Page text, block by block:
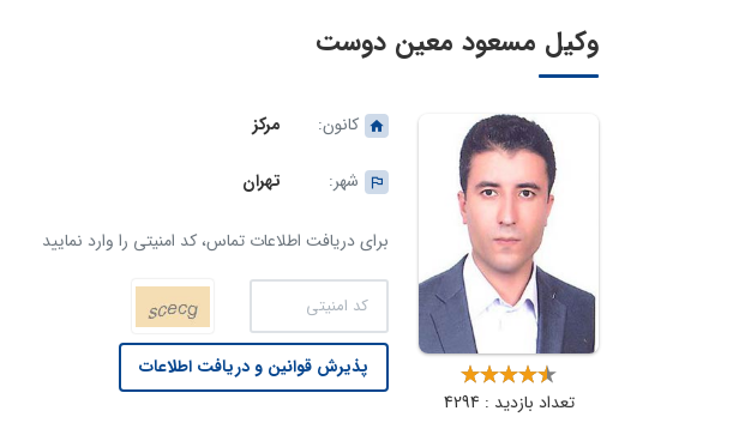
وکیل مسعود معین دوست
تعداد بازدید : 4294
کانون: مرکز
شهر: تهران
برای دریافت اطلاعات تماس، کد امنیتی را وارد نمایید
پذیرش قوانین و دریافت اطلاعات